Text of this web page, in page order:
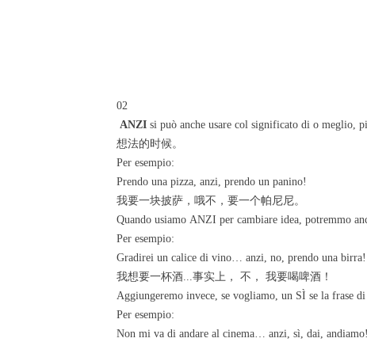
02
ANZI si può anche usare col significato di o meglio,
想法的时候。
Per esempio:
Prendo una pizza, anzi, prendo un panino!
我要一块披萨，哦不，要一个帕尼尼。
Quando usiamo ANZI per cambiare idea, potremmo
Per esempio:
Gradirei un calice di vino… anzi, no, prendo una birra!
我想要一杯酒...事实上， 不， 我要喝啤酒！
Aggiungeremo invece, se vogliamo, un SÌ se la
Per esempio:
Non mi va di andare al cinema… anzi, sì, dai,